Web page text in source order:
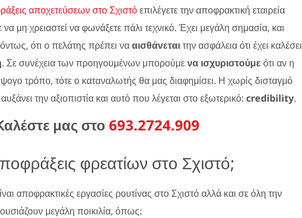
αποχετεύσεων στο Σχιστόεπιλέγετε την αποφρακτική εταιρεία
μη χρειαστεί να φωνάξετε πάλι τεχνικό. Έχει μεγάλη σημασία, και
ότι ο πελάτης πρέπει νααισθάνεταιτην ασφάλεια ότι έχει καλέσει
. Σε συνέχεια των προηγουμένων μπορούμενα ισχυριστούμε ότι αν η
τρόπο, τότε ο καταναλωτής θα μας διαφημίσει. Η χωρίς δισταγμό
αυξάνει την αξιοπιστία και αυτό που λέγεται στο εξωτερικό: credibility.
μας στο 693.2724.909
φρεατίων στο Σχιστό;
αποφρακτικές εργασίες ρουτίνας στο Σχιστό αλλά και σε όλη την
μεγάλη ποικιλία, όπως: